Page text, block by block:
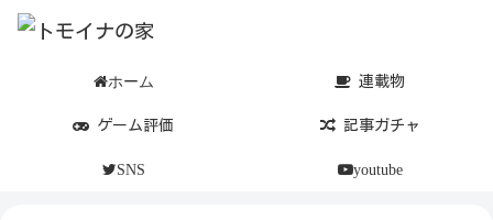
ホーム 連載物
ゲーム評価 記事ガチャ
SNS youtube